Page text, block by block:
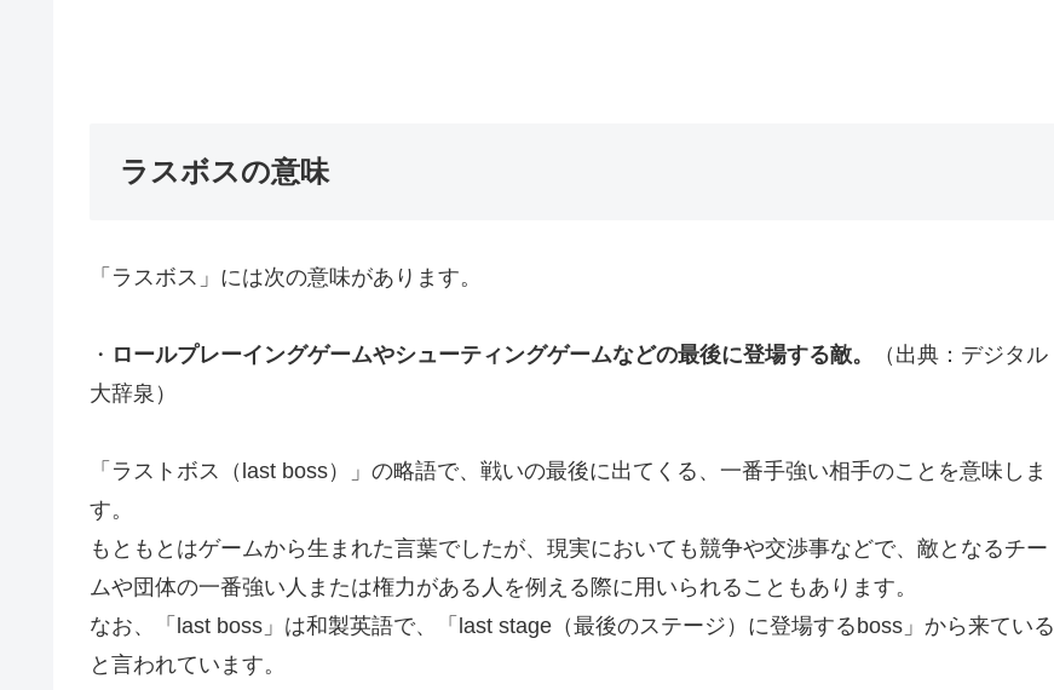
ラスボスの意味
「ラスボス」には次の意味があります。
・ ロールプレーイングゲームやシューティングゲームなどの最後に登場する敵。
（出典：デジタル
大辞泉）
「ラストボス（last boss）」の略語で、戦いの最後に出てくる、一番手強い相手のことを意味しま
す。
もともとはゲームから生まれた言葉でしたが、現実においても競争や交渉事などで、敵となるチー
ムや団体の一番強い人または権力がある人を例える際に用いられることもあります。
なお、「last boss」は和製英語で、「last stage（最後のステージ）に登場するboss」から来ている
と言われています。